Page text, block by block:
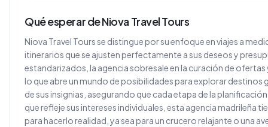
Qué esperar de Niova Travel Tours
Niova Travel Tours se distingue por su enfoque en viajes a
itinerarios que se ajusten perfectamente a sus deseos y
estandarizados, la agencia sobresale en la curación de
lo que abre un mundo de posibilidades para explorar destinos
de sus insignias, asegurando que cada etapa de la
que refleje sus intereses individuales, esta agencia madrileña
para hacerlo realidad, ya sea para un crucero relajante o una